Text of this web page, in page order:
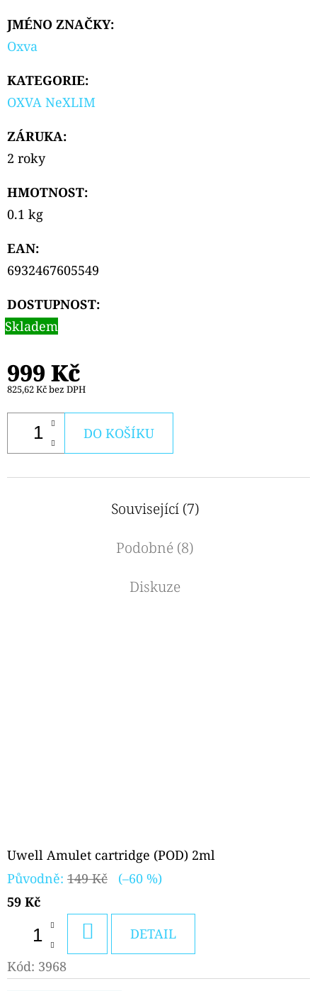
JMÉNO ZNAČKY:
Oxva
KATEGORIE:
OXVA NeXLIM
ZÁRUKA:
2 roky
HMOTNOST:
0.1 kg
EAN:
6932467605549
DOSTUPNOST:
Skladem
999 Kč
825,62 Kč bez DPH
DO KOŠÍKU
Související (7)
Podobné (8)
Diskuze
Uwell Amulet cartridge (POD) 2ml
Původně: 149 Kč
(–60 %)
59 Kč
KOŠÍKU
DETAIL
Kód: 3968